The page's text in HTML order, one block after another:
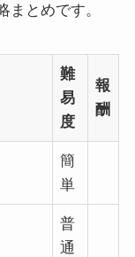
まとめです。
難
易
度
報
酬
簡
単
普
通